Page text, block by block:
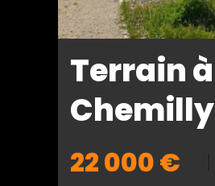
Terrain à
Chemilly
22 000 €